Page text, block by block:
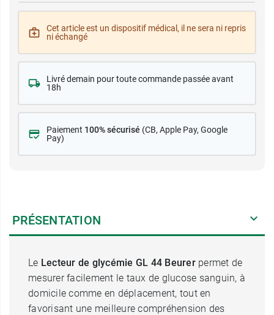
Cet article est un dispositif médical, il ne sera ni repris
ni échangé
Livré demain pour toute commande passée avant
18h
Paiement 100% sécurisé (CB, Apple Pay, Google
Pay)
PRÉSENTATION
Le Lecteur de glycémie GL 44 Beurerpermet de
mesurer facilement le taux de glucose sanguin, à
domicile comme en déplacement, tout en
favorisant une meilleure compréhension des